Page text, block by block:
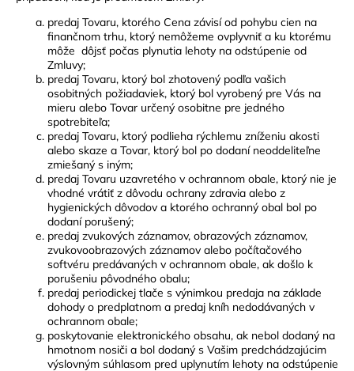
predaj Tovaru, ktorého Cena závisí od pohybu cien na
finančnom trhu, ktorý nemôžeme ovplyvniť a ku ktorému
môže dôjsť počas plynutia lehoty na odstúpenie od
Zmluvy;
predaj Tovaru, ktorý bol zhotovený podľa vašich
osobitných požiadaviek, ktorý bol vyrobený pre Vás na
mieru alebo Tovar určený osobitne pre jedného
spotrebiteľa;
predaj Tovaru, ktorý podlieha rýchlemu zníženiu akosti
alebo skaze a Tovar, ktorý bol po dodaní neoddeliteľne
zmiešaný s iným;
predaj Tovaru uzavretého v ochrannom obale, ktorý nie je
vhodné vrátiť z dôvodu ochrany zdravia alebo z
hygienických dôvodov a ktorého ochranný obal bol po
dodaní porušený;
predaj zvukových záznamov, obrazových záznamov,
zvukovoobrazových záznamov alebo počítačového
softvéru predávaných v ochrannom obale, ak došlo k
porušeniu pôvodného obalu;
predaj periodickej tlače s výnimkou predaja na základe
dohody o predplatnom a predaj kníh nedodávaných v
ochrannom obale;
poskytovanie elektronického obsahu, ak nebol dodaný na
hmotnom nosiči a bol dodaný s Vašim predchádzajúcim
výslovným súhlasom pred uplynutím lehoty na odstúpenie